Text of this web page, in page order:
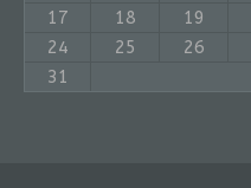
17
18 19
24
25 26
31